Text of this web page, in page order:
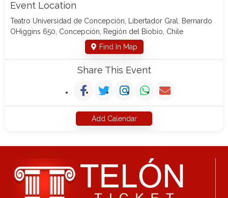
Event Location
Teatro Universidad de Concepción, Libertador Gral. Bernardo
OHiggins 650, Concepción, Región del Biobío, Chile
Find In Map
Share This Event
Add Calendar